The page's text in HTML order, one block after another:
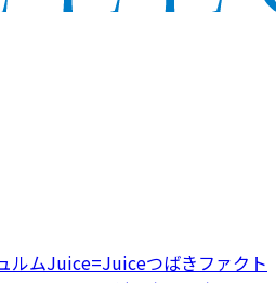
ルムJuice=Juiceつばきファクト